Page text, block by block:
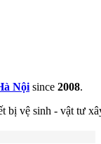
Nội since 2008.
bị vệ sinh - vật tư